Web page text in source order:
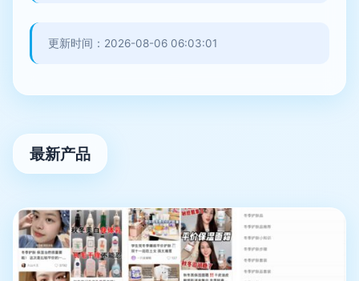
更新时间：2026-08-06 06:03:01
最新产品